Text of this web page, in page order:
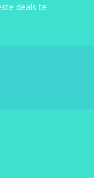
deals te